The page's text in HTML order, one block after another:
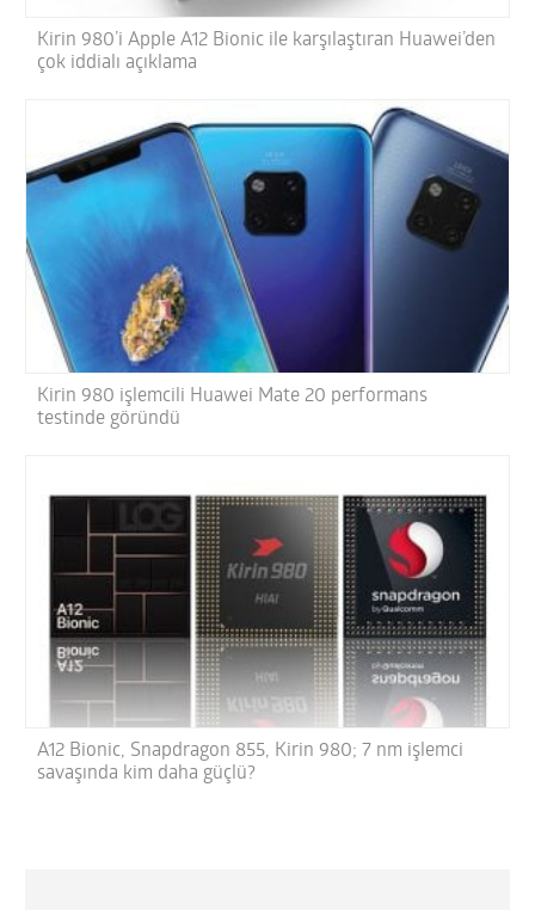
Kirin 980’i Apple A12 Bionic ile karşılaştıran Huawei’den
çok iddialı açıklama
Kirin 980 işlemcili Huawei Mate 20 performans
testinde göründü
A12 Bionic, Snapdragon 855, Kirin 980; 7 nm işlemci
savaşında kim daha güçlü?